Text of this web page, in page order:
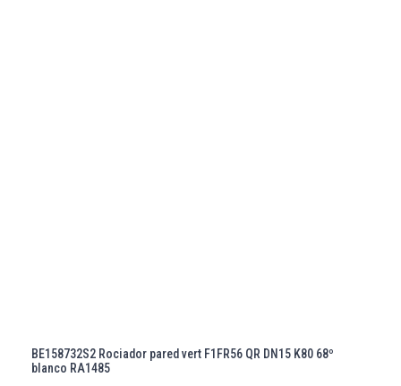
BE158732S2 Rociador pared vert F1FR56 QR DN15 K80 68º
blanco RA1485